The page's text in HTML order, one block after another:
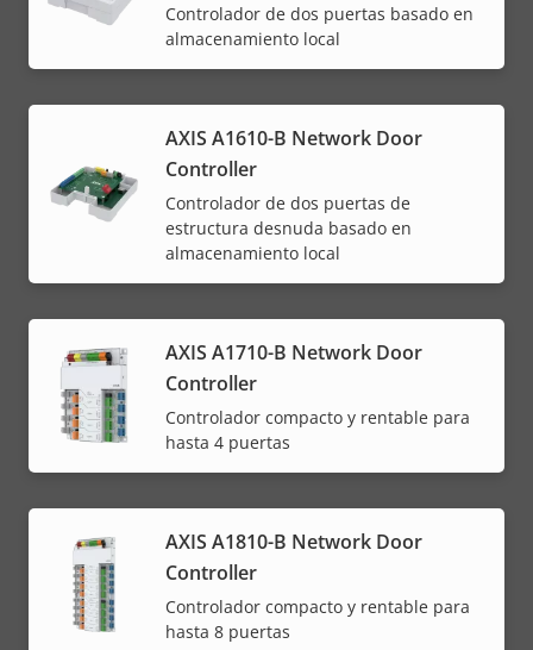
Controlador de dos puertas basado en
almacenamiento local
AXIS A1610-B Network Door
Controller
Controlador de dos puertas de
estructura desnuda basado en
almacenamiento local
AXIS A1710-B Network Door
Controller
Controlador compacto y rentable para
hasta 4 puertas
AXIS A1810-B Network Door
Controller
Controlador compacto y rentable para
hasta 8 puertas